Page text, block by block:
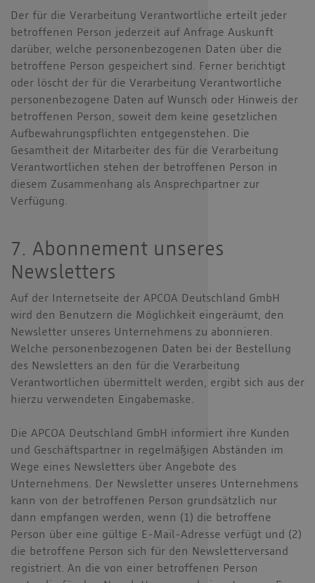
Der für die Verarbeitung Verantwortliche erteilt jeder
betroffenen Person jederzeit auf Anfrage Auskunft
darüber, welche personenbezogenen Daten über die
betroffene Person gespeichert sind. Ferner berichtigt
oder löscht der für die Verarbeitung Verantwortliche
personenbezogene Daten auf Wunsch oder Hinweis der
betroffenen Person, soweit dem keine gesetzlichen
Aufbewahrungspflichten entgegenstehen. Die
Gesamtheit der Mitarbeiter des für die Verarbeitung
Verantwortlichen stehen der betroffenen Person in
diesem Zusammenhang als Ansprechpartner zur
Verfügung.
7. Abonnement unseres
Newsletters
Auf der Internetseite der APCOA Deutschland GmbH
wird den Benutzern die Möglichkeit eingeräumt, den
Newsletter unseres Unternehmens zu abonnieren.
Welche personenbezogenen Daten bei der Bestellung
des Newsletters an den für die Verarbeitung
Verantwortlichen übermittelt werden, ergibt sich aus der
hierzu verwendeten Eingabemaske.
Die APCOA Deutschland GmbH informiert ihre Kunden
und Geschäftspartner in regelmäßigen Abständen im
Wege eines Newsletters über Angebote des
Unternehmens. Der Newsletter unseres Unternehmens
kann von der betroffenen Person grundsätzlich nur
dann empfangen werden, wenn (1) die betroffene
Person über eine gültige E-Mail-Adresse verfügt und (2)
die betroffene Person sich für den Newsletterversand
registriert. An die von einer betroffenen Person